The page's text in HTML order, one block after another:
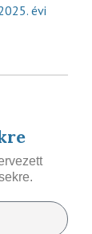
évi